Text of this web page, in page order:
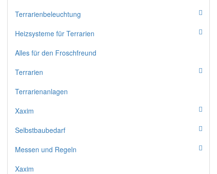
Terrarienbeleuchtung
Heizsysteme für Terrarien
Alles für den Froschfreund
Terrarien
Terrarienanlagen
Xaxim
Selbstbaubedarf
Messen und Regeln
Xaxim